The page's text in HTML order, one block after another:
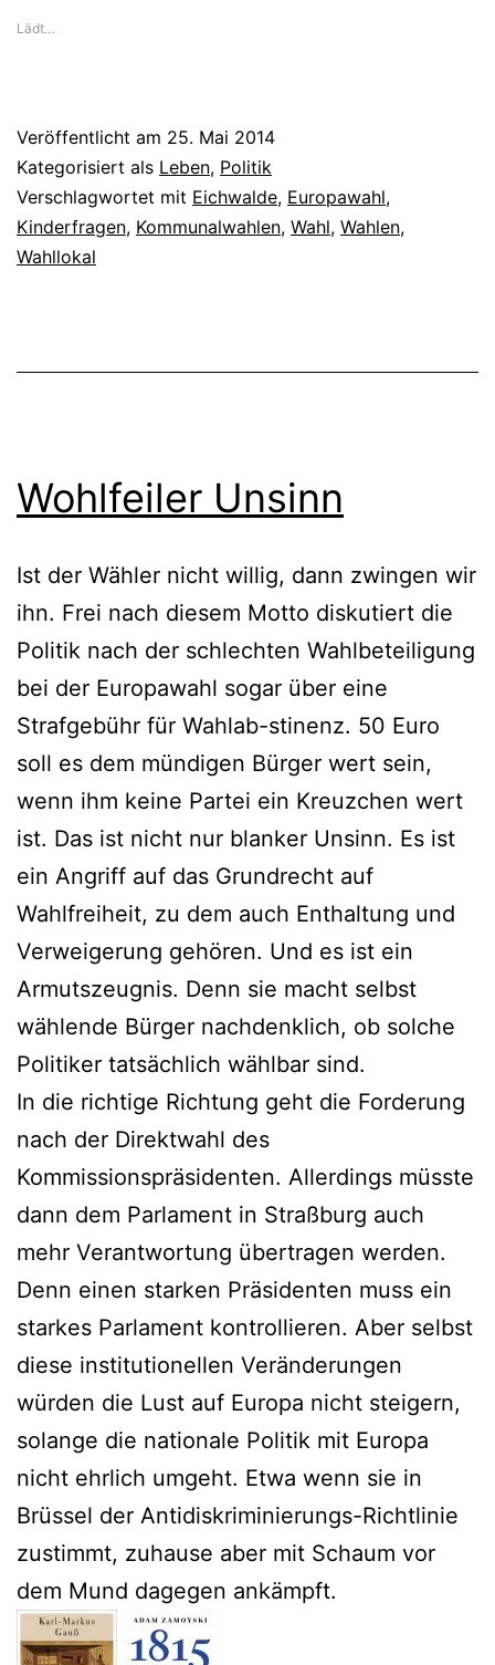
Lädt…
Veröffentlicht am 25. Mai 2014
Kategorisiert als Leben, Politik
Verschlagwortet mit Eichwalde, Europawahl,
Kinderfragen, Kommunalwahlen, Wahl, Wahlen,
Wahllokal
Wohlfeiler Unsinn
Ist der Wähler nicht willig, dann zwingen wir
ihn. Frei nach diesem Motto diskutiert die
Politik nach der schlechten Wahlbeteiligung
bei der Europawahl sogar über eine
Strafgebühr für Wahlab-stinenz. 50 Euro
soll es dem mündigen Bürger wert sein,
wenn ihm keine Partei ein Kreuzchen wert
ist. Das ist nicht nur blanker Unsinn. Es ist
ein Angriff auf das Grundrecht auf
Wahlfreiheit, zu dem auch Enthaltung und
Verweigerung gehören. Und es ist ein
Armutszeugnis. Denn sie macht selbst
wählende Bürger nachdenklich, ob solche
Politiker tatsächlich wählbar sind.
In die richtige Richtung geht die Forderung
nach der Direktwahl des
Kommissionspräsidenten. Allerdings müsste
dann dem Parlament in Straßburg auch
mehr Verantwortung übertragen werden.
Denn einen starken Präsidenten muss ein
starkes Parlament kontrollieren. Aber selbst
diese institutionellen Veränderungen
würden die Lust auf Europa nicht steigern,
solange die nationale Politik mit Europa
nicht ehrlich umgeht. Etwa wenn sie in
Brüssel der Antidiskriminierungs-Richtlinie
zustimmt, zuhause aber mit Schaum vor
dem Mund dagegen ankämpft.